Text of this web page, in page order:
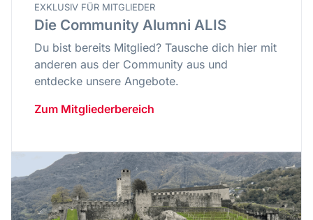
EXKLUSIV FÜR MITGLIEDER
Die Community Alumni ALIS
Du bist bereits Mitglied? Tausche dich hier mit
anderen aus der Community aus und
entdecke unsere Angebote.
Zum Mitgliederbereich